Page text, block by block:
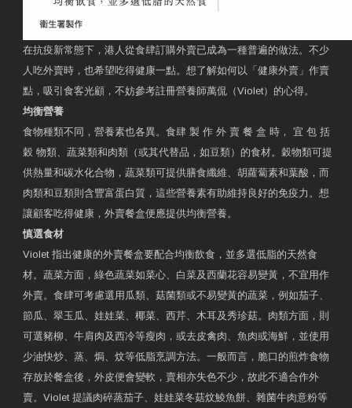
在抗疫新常態下，港人從食肆訂購外賣已成為一種普遍的做法。不少
人吃外賣時，也希望吃得健康一點。想了解如何以「健康外賣」作賣
點，吸引食客光顧，不妨參考註冊營養師萬侃（Violet）的心得。
均衡營養
食物種類不同，營養素也各異。食肆 製 作 外 賣 餐 盒 時， 宜 包 括
穀 物類、蔬菜類和肉類（或其代替品，如豆類）的食材。穀物類可提
供熱量和碳水化合物，蔬菜類可提供膳食纖維、胡蘿蔔素和葉酸，而
肉類和豆類則含豐富蛋白質，這些營養素有助維持良好的免疫力。想
讓顧客吃得健康，外賣餐盒便應提供均衡營養。
慎選食材
Violet 指出健康的外賣餐盒要配合均衡飲食，並多選低脂的天然食
材。蔬菜方面，綠色蔬菜如菜心、白菜及西蘭花容易變黃，不宜用作
外賣。食肆可考慮選用瓜類、菇菌類或不易變黃的蔬菜，例如茄子、
節瓜、翠玉瓜、娃娃菜、椰菜、西芹、木耳及秀珍菇。肉類方面，則
可選豬柳、牛肩肉及西冷等瘦肉，或去皮禽肉、魚肉或海鮮，並使用
少油快炒、蒸、焗、炆等低脂烹調方法。一般而言，脆口的煎炸食物
存放於餐盒後，外皮便會變軟，賣相亦失色不少，故此不適合作外
賣。Violet 提議肉碎蒸茄子、娃娃菜冬菇炆鯪魚餅、雜菌牛肉意粉等